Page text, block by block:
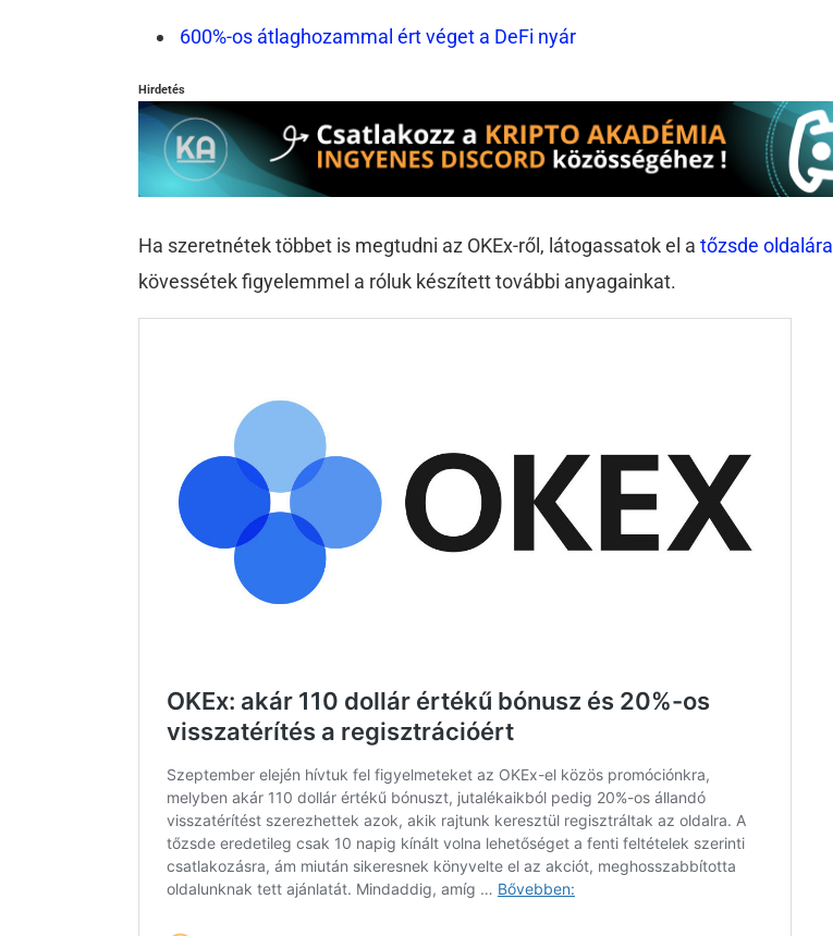
600%-os átlaghozammal ért véget a DeFi nyár
Hirdetés
Ha szeretnétek többet is megtudni az OKEx-ről, látogassatok el atőzsde oldalára
kövessétek figyelemmel a róluk készített további anyagainkat.